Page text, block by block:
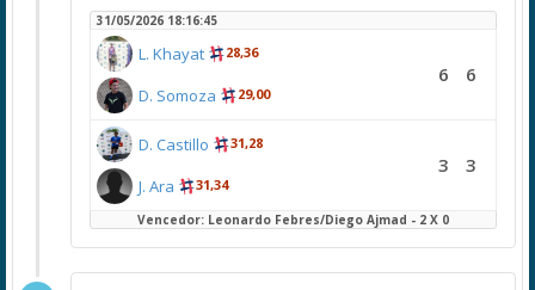
31/05/2026 18:16:45
L. Khayat 28,36
D. Somoza 29,00
6 6
D. Castillo 31,28
J. Ara 31,34
3 3
Vencedor: Leonardo Febres/Diego Ajmad - 2 X 0